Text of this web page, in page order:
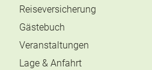
Reiseversicherung
Gästebuch
Veranstaltungen
Lage & Anfahrt